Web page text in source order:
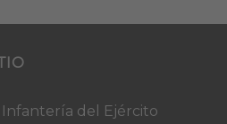
del Ejército